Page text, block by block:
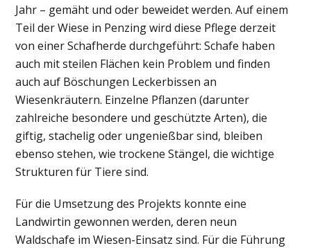
Jahr – gemäht und oder beweidet werden. Auf einem
Teil der Wiese in Penzing wird diese Pflege derzeit
von einer Schafherde durchgeführt: Schafe haben
auch mit steilen Flächen kein Problem und finden
auch auf Böschungen Leckerbissen an
Wiesenkräutern. Einzelne Pflanzen (darunter
zahlreiche besondere und geschützte Arten), die
giftig, stachelig oder ungenießbar sind, bleiben
ebenso stehen, wie trockene Stängel, die wichtige
Strukturen für Tiere sind.
Für die Umsetzung des Projekts konnte eine
Landwirtin gewonnen werden, deren neun
Waldschafe im Wiesen-Einsatz sind. Für die Führung